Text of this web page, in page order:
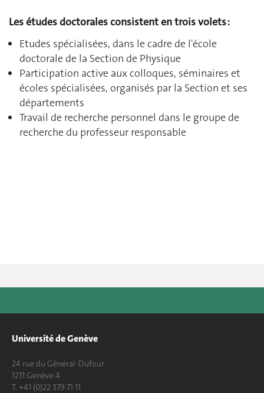
Les études doctorales consistent en trois volets :
Etudes spécialisées, dans le cadre de l'école
doctorale de la Section de Physique
Participation active aux colloques, séminaires et
écoles spécialisées, organisés par la Section et ses
départements
Travail de recherche personnel dans le groupe de
recherche du professeur responsable
Université de Genève
24 rue du Général-Dufour
1211 Genève 4
T. +41 (0)22 379 71 11